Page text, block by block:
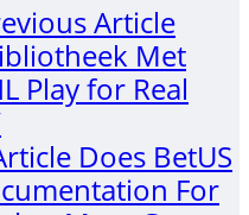
Article
Met
Play for Real
Does BetUS
For